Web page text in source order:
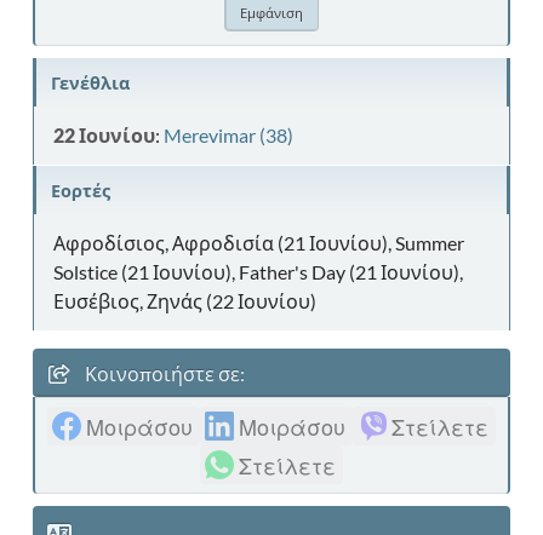
Γενέθλια
22 Ιουνίου: Merevimar (38)
Εορτές
Αφροδίσιος, Αφροδισία (21 Ιουνίου), Summer
Solstice (21 Ιουνίου), Father's Day (21 Ιουνίου),
Ευσέβιος, Ζηνάς (22 Ιουνίου)
Κοινοποιήστε σε:
Μοιράσου Μοιράσου
Στείλετε
Στείλετε